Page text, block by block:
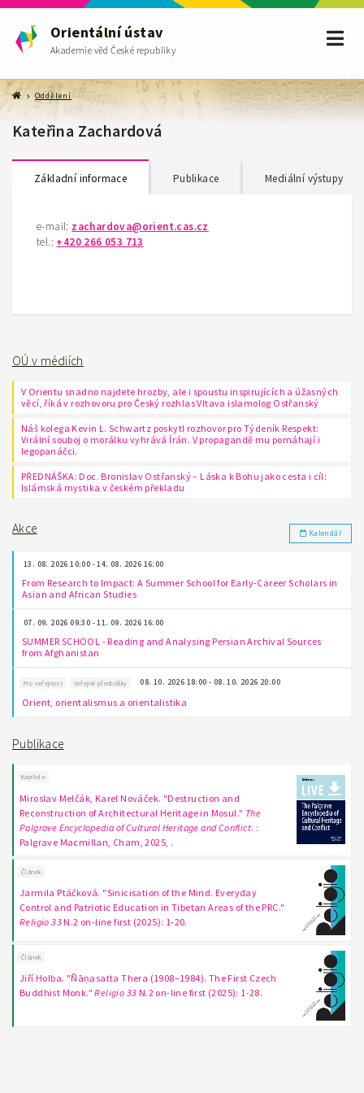
Orientální ústav
Akademie věd České republiky
OÚ v médiích
V Orientu snadno najdete hrozby, ale i spoustu inspirujících a úžasných
věcí, říká v rozhovoru pro Český rozhlas Vltava islamolog Ostřanský
Náš kolega Kevin L. Schwartz poskytl rozhovor pro Týdeník Respekt:
Virální souboj o morálku vyhrává Írán. V propagandě mu pomáhají i
legopanáčci.
PŘEDNÁŠKA: Doc. Bronislav Ostřanský – Láska k Bohu jako cesta i cíl:
Islámská mystika v českém překladu
Akce Kalendář
13. 08. 2026 10:00 - 14. 08. 2026 16:00
From Research to Impact: A Summer School for Early-Career Scholars in
Asian and African Studies
07. 09. 2026 09:30 - 11. 09. 2026 16:00
SUMMER SCHOOL - Reading and Analysing Persian Archival Sources
from Afghanistan
Pro veřejnost Veřejné přednášky 08. 10. 2026 18:00 - 08. 10. 2026 20:00
Orient, orientalismus a orientalistika
Publikace
Kapitola
Miroslav Melčák, Karel Nováček. "Destruction and
Reconstruction of Architectural Heritage in Mosul." The
Palgrave Encyclopedia of Cultural Heritage and Conflict. :
Palgrave Macmillan, Cham, 2025, .
Článek
Jarmila Ptáčková. "Sinicisation of the Mind. Everyday
Control and Patriotic Education in Tibetan Areas of the PRC."
Religio 33 N.2 on-line first (2025): 1-20.
Článek
Jiří Holba. "Ñāṇasatta Thera (1908–1984). The First Czech
Buddhist Monk."Religio 33 N.2 on-line first (2025): 1-28.
Oddělení
Kateřina Zachardová
Základní informace Publikace Mediální výstupy
e-mail: zachardova@orient.cas.cz
tel.: +420 266 053 713